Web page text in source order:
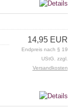
14,95 EUR
Endpreis nach § 19
UStG. zzgl.
Versandkosten